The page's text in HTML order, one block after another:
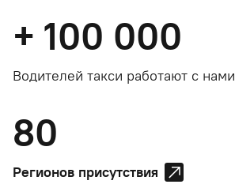
+ 100 000
Водителей такси работают с нами
80
Регионов присутствия